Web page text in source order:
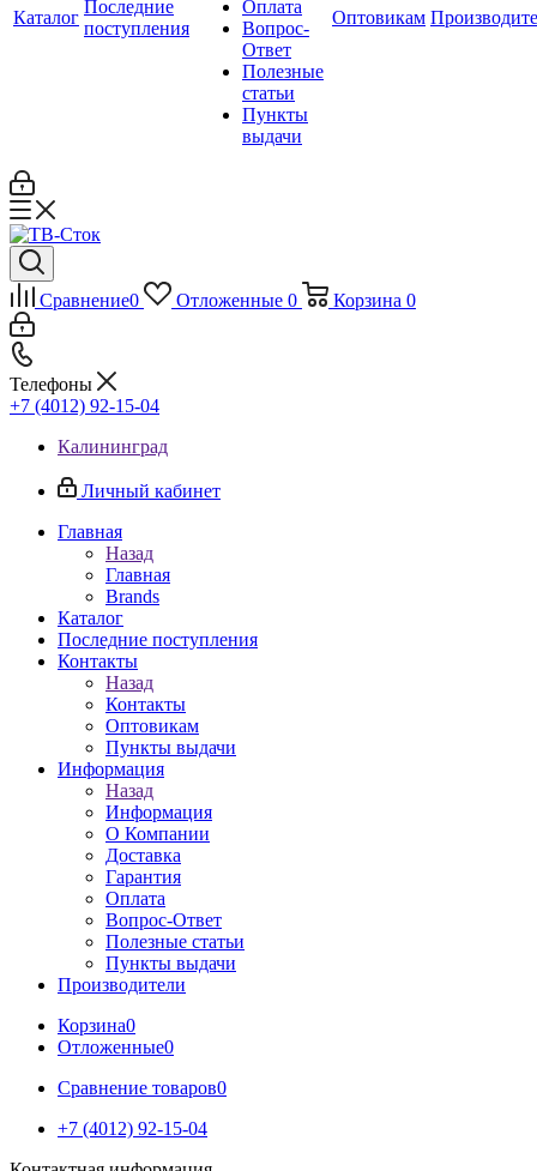
Каталог
Последние
поступления
Оплата
Вопрос-
Ответ
Полезные
статьи
Пункты
выдачи
Оптовикам
Сравнение0 Отложенные 0 Корзина 0
Телефоны
+7 (4012) 92-15-04
Калининград
Личный кабинет
Главная
Назад
Главная
Brands
Каталог
Последние поступления
Контакты
Назад
Контакты
Оптовикам
Пункты выдачи
Информация
Назад
Информация
О Компании
Доставка
Гарантия
Оплата
Вопрос-Ответ
Полезные статьи
Пункты выдачи
Производители
Корзина0
Отложенные0
Сравнение товаров0
+7 (4012) 92-15-04